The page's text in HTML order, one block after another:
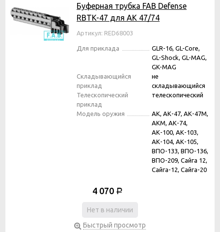
Буферная трубка FAB Defense
RBTK-47 для АК 47/74
Артикул: RED68003
Для приклада
GLR-16, GL-Core,
GL-Shock, GL-MAG,
GK-MAG
Складывающийся
приклад
не
складывающийся
Телескопический
приклад
телескопический
Модель оружия
АК, АК-47, АК-47М,
АКМ, АК-74,
АК-100, АК-103,
АК-104, АК-105,
ВПО-133, ВПО-136,
ВПО-209, Сайга 12,
Сайга-12, Сайга-20
4 070 Р
Нет в наличии
Быстрый просмотр